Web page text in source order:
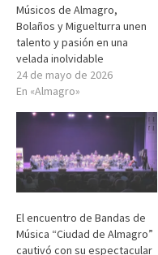
Músicos de Almagro,
Bolaños y Miguelturra unen
talento y pasión en una
velada inolvidable
24 de mayo de 2026
En «Almagro»
El encuentro de Bandas de
Música “Ciudad de Almagro”
cautivó con su espectacular